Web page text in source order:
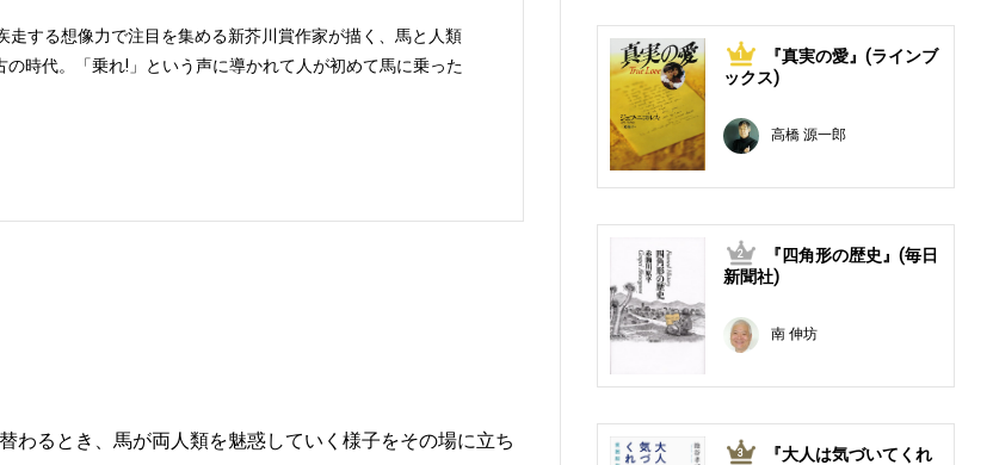
走する想像力で注目を集める新芥川賞作家が描く、馬と人類
時代。「乗れ!」という声に導かれて人が初めて馬に乗った
わるとき、馬が両人類を魅惑していく様子をその場に立ち
1
『真実の愛』(ラインブ
ックス)
高橋 源一郎
2
『四角形の歴史』(毎日
新聞社)
南 伸坊
3
『大人は気づいてくれ